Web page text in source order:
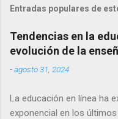
Entradas populares de
Tendencias en la
evolución de la
-agosto 31, 2024
La educación en línea ha
exponencial en los